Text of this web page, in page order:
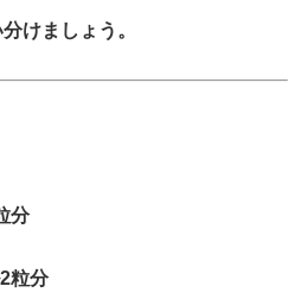
けましょう。
分
粒分